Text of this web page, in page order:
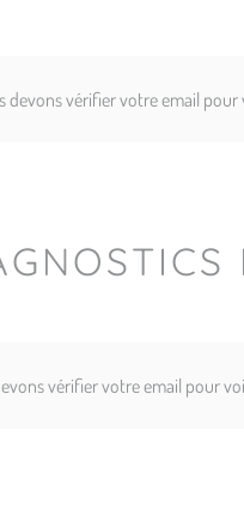
devons vérifier votre email
vérifier votre email pour